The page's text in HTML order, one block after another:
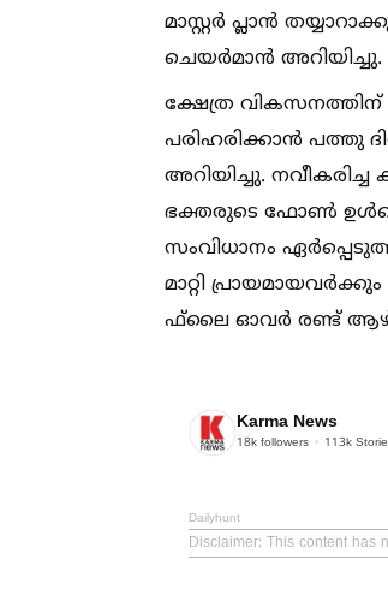
മാസ്റ്റര്‍ പ്ലാന്‍
ചെയര്‍മാന്‍ അറിയിച്ചു.
ക്ഷേത്ര
പരിഹരിക്കാന്‍ പത്തു
അറിയിച്ചു.
ഭക്തരുടെ ഫോണ്‍
സംവിധാനം
മാറ്റി
ഫ്‌ലൈ ഓവര്‍ രണ്ട്
Karma News
18k followers 113k
Dailyhunt
Disclaimer: This content has